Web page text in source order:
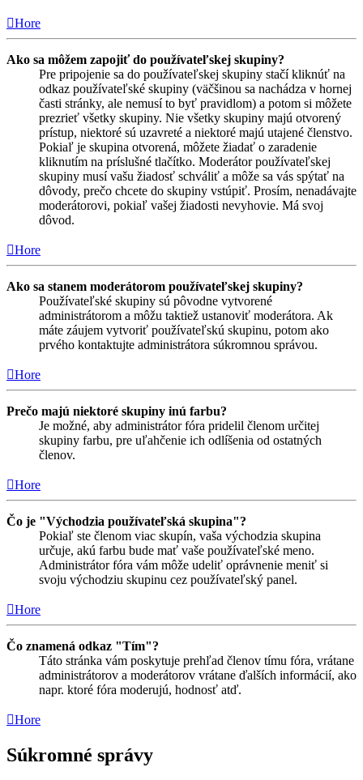
Hore
Ako sa môžem zapojiť do používateľskej skupiny?
Pre pripojenie sa do používateľskej skupiny stačí kliknúť na
odkaz používateľské skupiny (väčšinou sa nachádza v hornej
časti stránky, ale nemusí to byť pravidlom) a potom si môžete
prezrieť všetky skupiny. Nie všetky skupiny majú otvorený
prístup, niektoré sú uzavreté a niektoré majú utajené členstvo.
Pokiaľ je skupina otvorená, môžete žiadať o zaradenie
kliknutím na príslušné tlačítko. Moderátor používateľskej
skupiny musí vašu žiadosť schváliť a môže sa vás spýtať na
dôvody, prečo chcete do skupiny vstúpiť. Prosím, nenadávajte
moderátorovi, pokiaľ vašej žiadosti nevyhovie. Má svoj
dôvod.
Hore
Ako sa stanem moderátorom používateľskej skupiny?
Používateľské skupiny sú pôvodne vytvorené
administrátorom a môžu taktiež ustanoviť moderátora. Ak
máte záujem vytvoriť používateľskú skupinu, potom ako
prvého kontaktujte administrátora súkromnou správou.
Hore
Prečo majú niektoré skupiny inú farbu?
Je možné, aby administrátor fóra pridelil členom určitej
skupiny farbu, pre uľahčenie ich odlíšenia od ostatných
členov.
Hore
Čo je "Východzia používateľská skupina"?
Pokiaľ ste členom viac skupín, vaša východzia skupina
určuje, akú farbu bude mať vaše používateľské meno.
Administrátor fóra vám môže udeliť oprávnenie meniť si
svoju východziu skupinu cez používateľský panel.
Hore
Čo znamená odkaz "Tím"?
Táto stránka vám poskytuje prehľad členov tímu fóra, vrátane
administrátorov a moderátorov vrátane ďalších informácií, ako
napr. ktoré fóra moderujú, hodnosť atď.
Hore
Súkromné správy